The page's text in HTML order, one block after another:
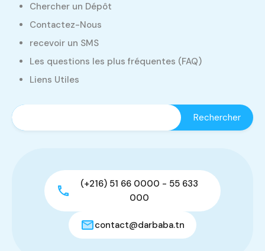
Chercher un Dépôt
Contactez-Nous
recevoir un SMS
Les questions les plus fréquentes (FAQ)
Liens Utiles
(+216) 51 66 0000 - 55 633
000
contact@darbaba.tn